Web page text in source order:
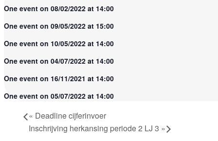
One event on 08/02/2022 at 14:00
One event on 09/05/2022 at 15:00
One event on 10/05/2022 at 14:00
One event on 04/07/2022 at 14:00
One event on 16/11/2021 at 14:00
One event on 05/07/2022 at 14:00
« Deadline cijferinvoer
Inschrijving herkansing periode 2 LJ 3 »